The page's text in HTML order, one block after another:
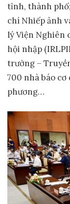
tỉnh, thành
chí Nhiếp ảnh
lý Viện Nghiên
hội nhập
trường –
700 nhà báo
phương…